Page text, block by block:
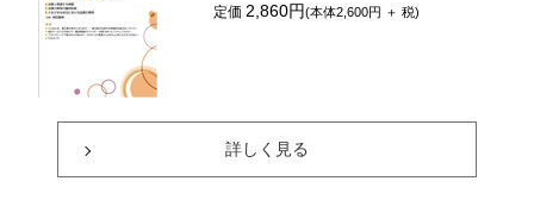
定価2,860円(本体2,600円 ＋ 税)
詳しく見る